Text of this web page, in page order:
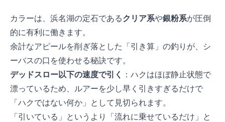
カラーは、浜名湖の定石であるクリア系や銀粉系が圧倒
的に有利に働きます。
余計なアピールを削ぎ落とした「引き算」の釣りが、シ
ーバスの口を使わせる秘訣です。
デッドスロー以下の速度で引く
：ハクはほぼ静止状態で
漂っているため、ルアーを少し早く引きすぎるだけで
「ハクではない何か」として見切られます。
「引いている」というより「流れに乗せているだけ」と